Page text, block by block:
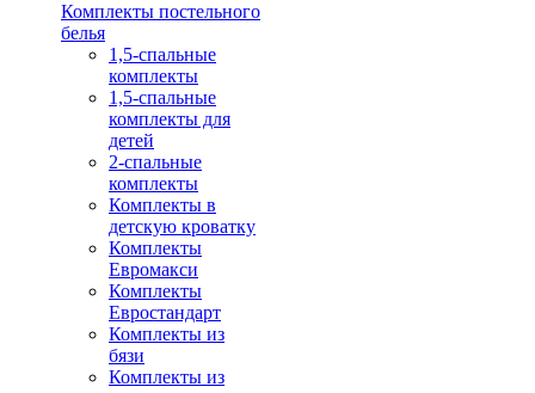
Комплекты постельного
белья
1,5-спальные
комплекты
1,5-спальные
комплекты для
детей
2-спальные
комплекты
Комплекты в
детскую кроватку
Комплекты
Евромакси
Комплекты
Евростандарт
Комплекты из
бязи
Комплекты из